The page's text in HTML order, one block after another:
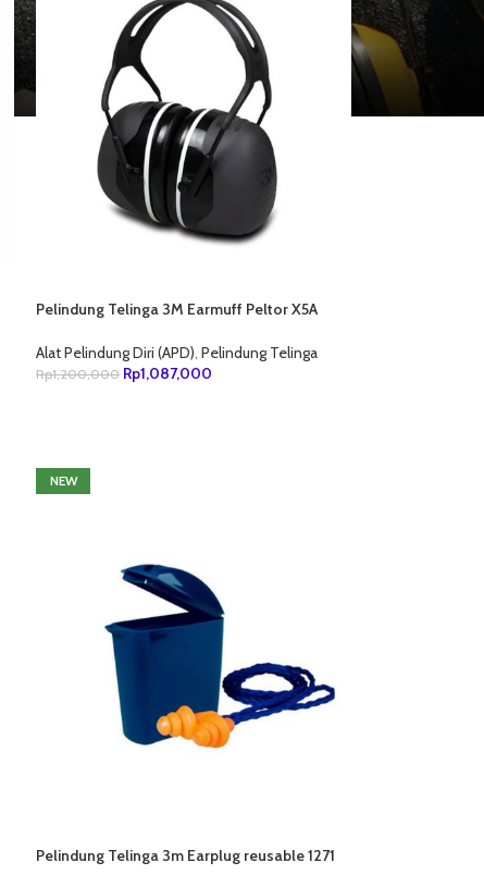
Pelindung Telinga 3M Earmuff Peltor X5A
Alat Pelindung Diri (APD),Pelindung Telinga
Rp1,200,000 Rp1,087,000
NEW
Pelindung Telinga 3m Earplug reusable 1271